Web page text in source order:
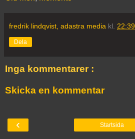
fredrik lindqvist, adastra media kl. 22:39
Dela
Inga kommentarer :
Skicka en kommentar
‹ Startsida